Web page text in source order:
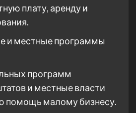
плату, аренду и
и местные программы
программ
и местные власти
помощь малому бизнесу.